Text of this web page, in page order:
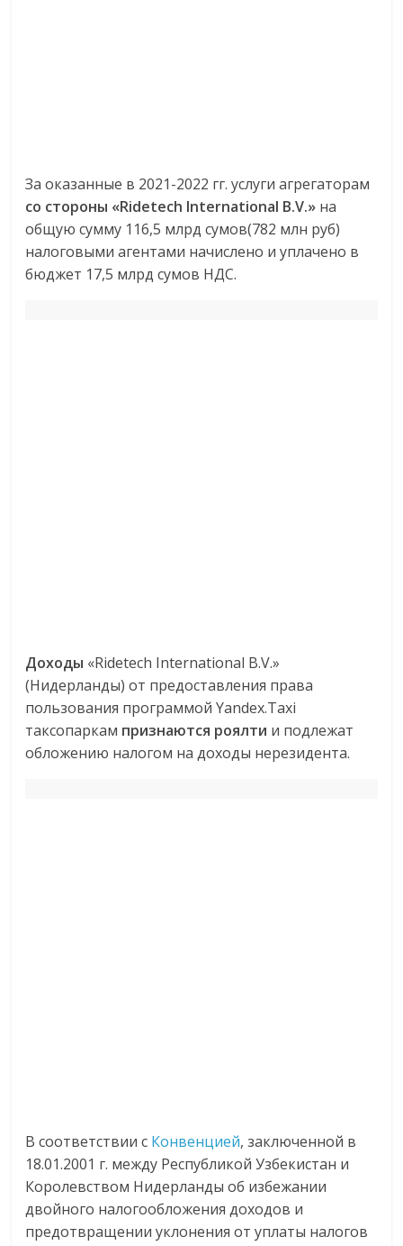
За оказанные в 2021-2022 гг. услуги агрегаторам
со стороны «Ridetech International B.V.» на
общую сумму 116,5 млрд сумов(782 млн руб)
налоговыми агентами начислено и уплачено в
бюджет 17,5 млрд сумов НДС.
Доходы «Ridetech International B.V.»
(Нидерланды) от предоставления права
пользования программой Yandex.Taxi
таксопаркам признаются роялти и подлежат
обложению налогом на доходы нерезидента.
В соответствии с Конвенцией, заключенной в
18.01.2001 г. между Республикой Узбекистан и
Королевством Нидерланды об избежании
двойного налогообложения доходов и
предотвращении уклонения от уплаты налогов